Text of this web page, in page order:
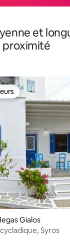
et
proximité
Gialos
Syros